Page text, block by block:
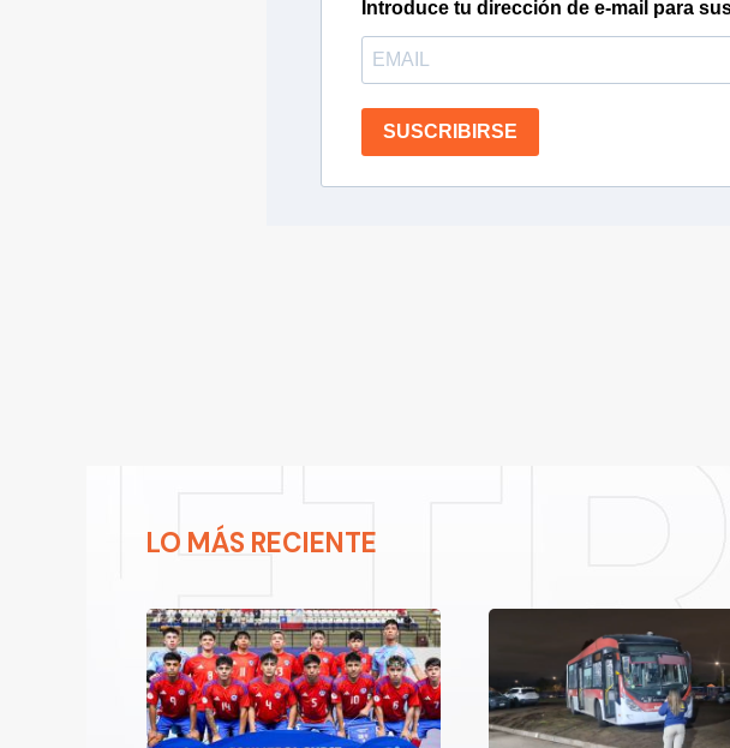
Introduce tu dirección de e-mail para
SUSCRIBIRSE
LO MÁS RECIENTE